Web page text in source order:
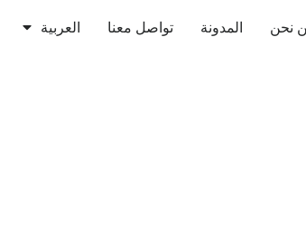
نحن المدونة تواصل معنا العربية